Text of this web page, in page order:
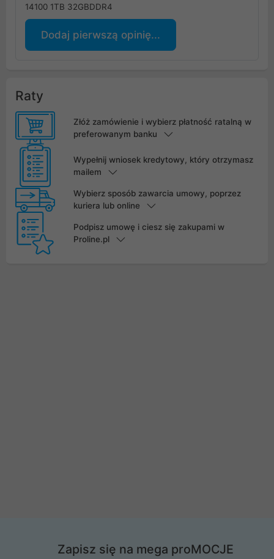
14100 1TB 32GBDDR4
Dodaj pierwszą opinię...
Raty
Złóż zamówienie i wybierz płatność ratalną w
preferowanym banku
Wypełnij wniosek kredytowy, który otrzymasz
mailem
Wybierz sposób zawarcia umowy, poprzez
kuriera lub online
Podpisz umowę i ciesz się zakupami w
Proline.pl
Zapisz się na mega proMOCJE